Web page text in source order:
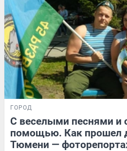
ГОРОД
С веселыми песнями и
помощью. Как прошел
Тюмени —